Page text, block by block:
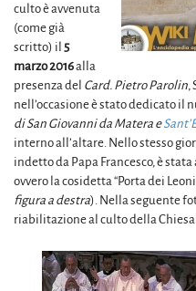
culto è avvenuta
(come già
scritto) il 5
marzo 2016alla
presenza del Card. Pietro Parolin,
nell’occasione è stato dedicato il
di San Giovanni da Matera e
interno all’altare. Nello stesso
indetto da Papa Francesco, è stata
ovvero la cosidetta “Porta dei
figura a destra). Nella seguente
riabilitazione al culto della Chiesa